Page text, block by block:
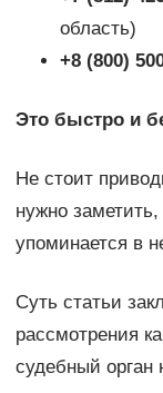
область)
+8 (800)
Это быстро и
Не стоит
нужно
упоминается в
Суть статьи
рассмотрения
судебный орган